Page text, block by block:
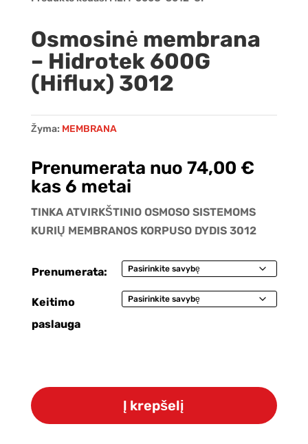
Osmosinė membrana
– Hidrotek 600G
(Hiflux) 3012
Žyma: MEMBRANA
Prenumerata nuo 74,00 €
kas 6 metai
TINKA ATVIRKŠTINIO OSMOSO SISTEMOMS
KURIŲ MEMBRANOS KORPUSO DYDIS 3012
Prenumerata:
Keitimo
paslauga
kiekis:
Osmosinė
Į krepšelį